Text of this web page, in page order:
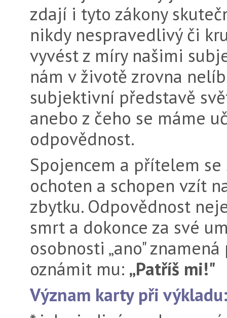
zdají i tyto zákony
nikdy nespravedlivý či
vyvést z míry našimi
nám v životě zrovna
subjektivní představě
anebo z čeho se máme
odpovědnost.
Spojencem a přítelem
ochoten a schopen vzít
zbytku. Odpovědnost
smrt a dokonce za své
osobnosti „ano"
oznámit mu: „Patříš mi!"
Význam karty při